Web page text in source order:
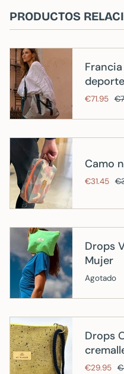
PRODUCTOS
deporte
€71.95
Camo
€31.45
Drops
Mujer
Agotado
Drops
€29.95